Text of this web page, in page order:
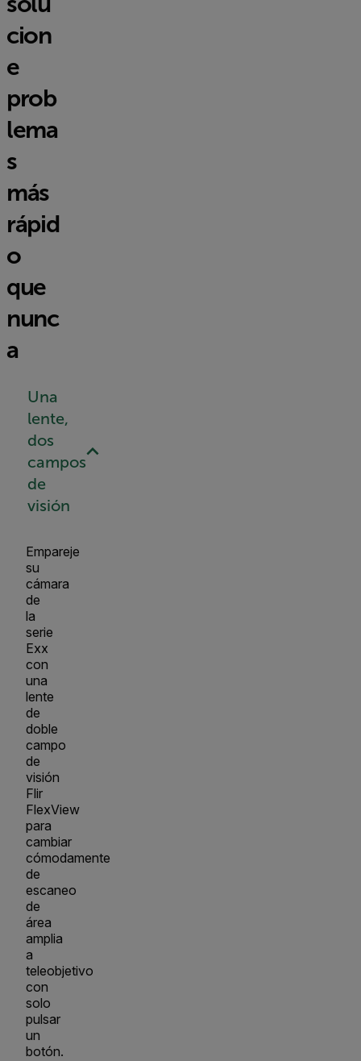
cion
e
prob
lema
s
más
rápid
o
que
nunc
a
Una
lente,
dos
campos
de
visión
Empareje
su
cámara
de
la
serie
Exx
con
una
lente
de
doble
campo
de
visión
Flir
FlexView
para
cambiar
cómodamente
de
escaneo
de
área
amplia
a
teleobjetivo
con
solo
pulsar
un
botón.